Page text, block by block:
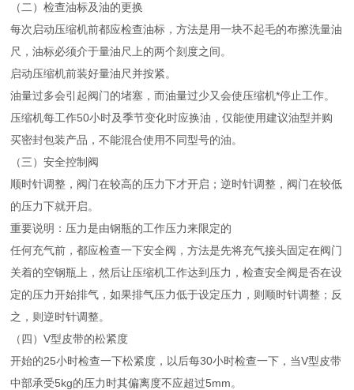
（二）检查油标及油的更换
每次启动压缩机前都应检查油标，方法是用一块不起毛的布擦洗量油
尺，油标必须介于量油尺上的两个刻度之间。
启动压缩机前装好量油尺并按紧。
油量过多会引起阀门的堵塞，而油量过少又会使压缩机*停止工作。
压缩机每工作50小时及季节变化时应换油，仅能使用建议油型并购
买密封包装产品，不能混合使用不同型号的油。
（三）安全控制阀
顺时针调整，阀门在较高的压力下才开启；逆时针调整，阀门在较低
的压力下就开启。
重要说明：压力是由钢瓶的工作压力来限定的
任何充气前，都应检查一下安全阀，方法是先将充气接头固定在阀门
关着的空钢瓶上，然后让压缩机工作达到压力，检查安全阀是否在设
定的压力开始排气，如果排气压力低于设定压力，则顺时针调整；反
之，则逆时针调整。
（四）V型皮带的松紧度
开始的25小时检查一下松紧度，以后每30小时检查一下，当V型皮带
中部承受5kg的压力时其偏离度不应超过5mm。